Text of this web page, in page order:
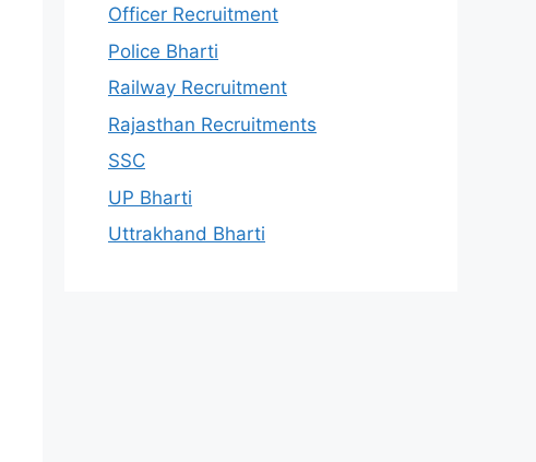
Officer Recruitment
Police Bharti
Railway Recruitment
Rajasthan Recruitments
SSC
UP Bharti
Uttrakhand Bharti